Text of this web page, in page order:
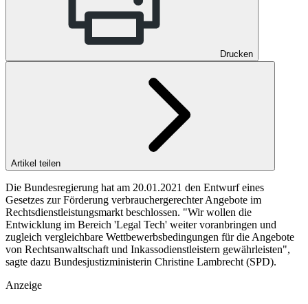
Drucken
Artikel teilen
Die Bundesregierung hat am 20.01.2021 den Entwurf eines
Gesetzes zur Förderung verbrauchergerechter Angebote im
Rechtsdienstleistungsmarkt beschlossen. "Wir wollen die
Entwicklung im Bereich 'Legal Tech' weiter voranbringen und
zugleich vergleichbare Wettbewerbsbedingungen für die Angebote
von Rechtsanwaltschaft und Inkassodienstleistern gewährleisten",
sagte dazu Bundesjustizministerin Christine Lambrecht (SPD).
Anzeige